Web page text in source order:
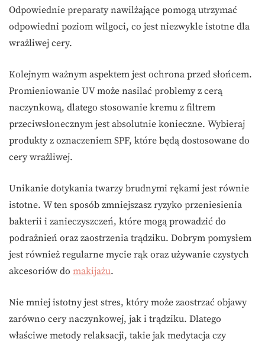
Odpowiednie preparaty nawilżające pomogą utrzymać
odpowiedni poziom wilgoci, co jest niezwykle istotne dla
wrażliwej cery.
Kolejnym ważnym aspektem jest ochrona przed słońcem.
Promieniowanie UV może nasilać problemy z cerą
naczynkową, dlatego stosowanie kremu z filtrem
przeciwsłonecznym jest absolutnie konieczne. Wybieraj
produkty z oznaczeniem SPF, które będą dostosowane do
cery wrażliwej.
Unikanie dotykania twarzy brudnymi rękami jest równie
istotne. W ten sposób zmniejszasz ryzyko przeniesienia
bakterii i zanieczyszczeń, które mogą prowadzić do
podrażnień oraz zaostrzenia trądziku. Dobrym pomysłem
jest również regularne mycie rąk oraz używanie czystych
akcesoriów do makijażu.
Nie mniej istotny jest stres, który może zaostrzać objawy
zarówno cery naczynkowej, jak i trądziku. Dlatego
właściwe metody relaksacji, takie jak medytacja czy